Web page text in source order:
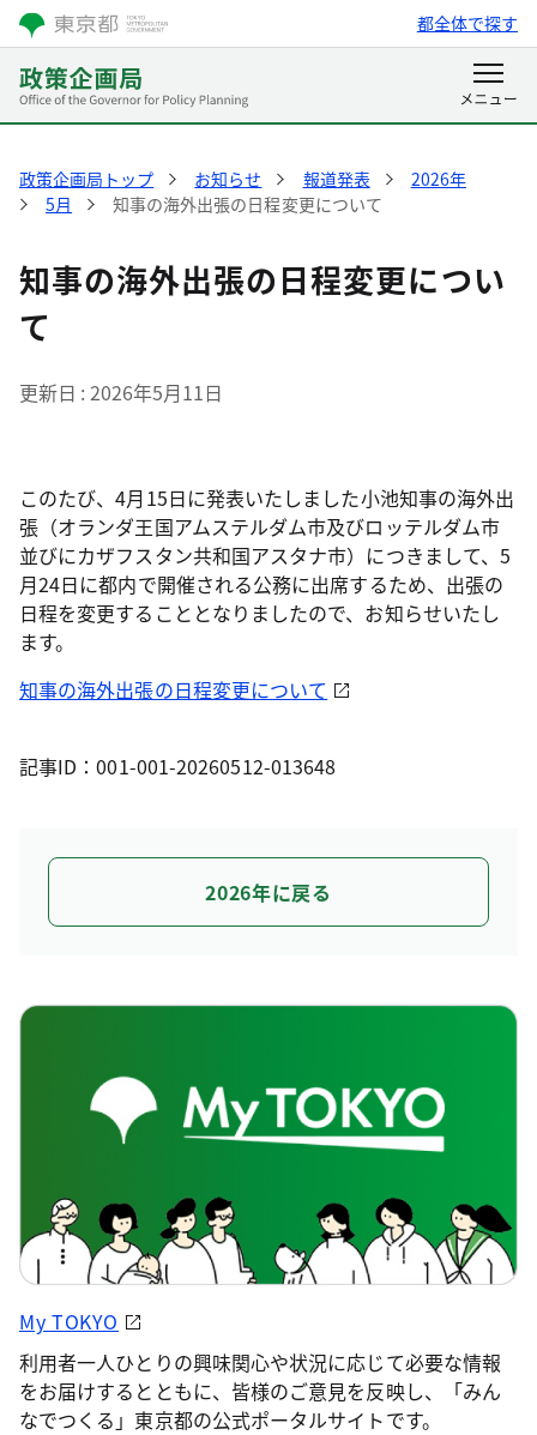
都全体で探す
政策企画局トップ お知らせ 報道発表
2026年
5月
知事の海外出張の日程変更について
知事の海外出張の日程変更につい
て
更新日 2026年5月11日
このたび、4月15日に発表いたしました小池知事の海外出
張（オランダ王国アムステルダム市及びロッテルダム市
並びにカザフスタン共和国アスタナ市）につきまして、5
月24日に都内で開催される公務に出席するため、出張の
日程を変更することとなりましたので、お知らせいたし
ます。
知事の海外出張の日程変更について
記事ID：001-001-20260512-013648
2026年に戻る
My TOKYO
利用者一人ひとりの興味関心や状況に応じて必要な情報
をお届けするとともに、皆様のご意見を反映し、「みん
なでつくる」東京都の公式ポータルサイトです。